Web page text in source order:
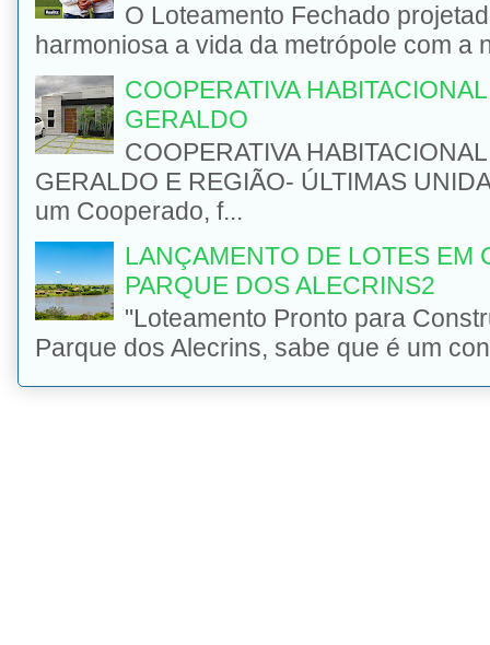
O Loteamento Fechado
harmoniosa a vida da metrópole com a
COOPERATIVA
GERALDO
COOPERATIVA
GERALDO E REGIÃO- ÚLTIMAS
um Cooperado, f...
LANÇAMENTO DE LOTES EM
PARQUE DOS ALECRINS2
"Loteamento Pronto para
Parque dos Alecrins, sabe que é um